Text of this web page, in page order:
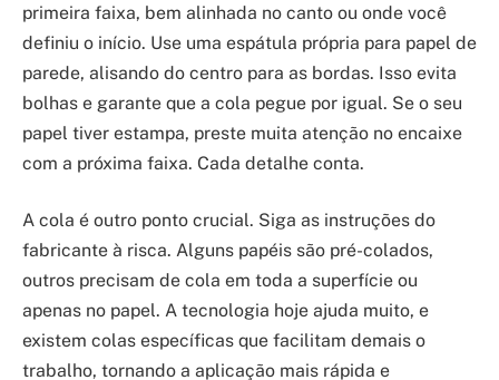
primeira faixa, bem alinhada no canto ou onde você
definiu o início. Use uma espátula própria para papel de
parede, alisando do centro para as bordas. Isso evita
bolhas e garante que a cola pegue por igual. Se o seu
papel tiver estampa, preste muita atenção no encaixe
com a próxima faixa. Cada detalhe conta.
A cola é outro ponto crucial. Siga as instruções do
fabricante à risca. Alguns papéis são pré-colados,
outros precisam de cola em toda a superfície ou
apenas no papel. A tecnologia hoje ajuda muito, e
existem colas específicas que facilitam demais o
trabalho, tornando a aplicação mais rápida e